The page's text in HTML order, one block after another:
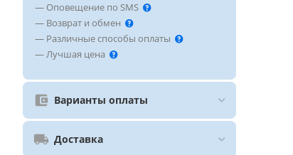
— Оповещение по SMS
— Возврат и обмен
— Различные способы оплаты
— Лучшая цена
Варианты оплаты
Доставка